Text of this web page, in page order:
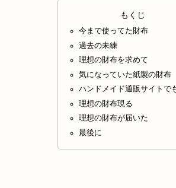
もくじ
今まで使ってた財布
過去の未練
理想の財布を求めて
気になっていた紙製の財布
ハンドメイド通販サイトで
理想の財布現る
理想の財布が届いた
最後に